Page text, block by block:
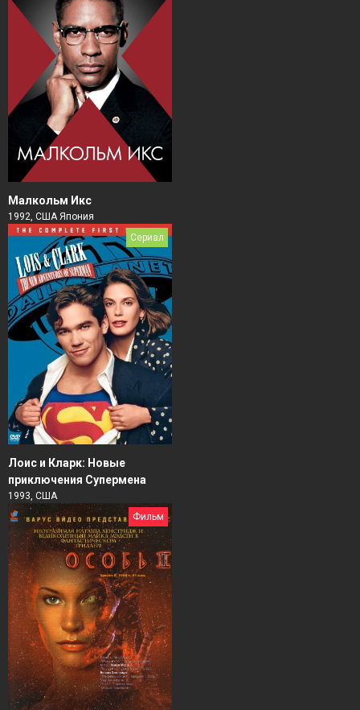
Малкольм Икс
1992, США Япония
Сериал
Лоис и Кларк: Новые
приключения Супермена
1993, США
Фильм